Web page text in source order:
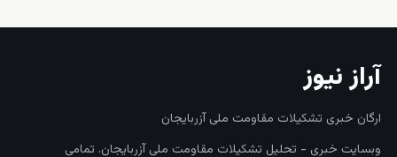
آراز نیوز
ارگان خبری تشکیلات مقاومت ملی آزربایجان
وبسایت خبری - تحلیل تشکیلات مقاومت ملی آزربایجان. تمامی